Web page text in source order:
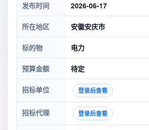
发布时间 2026-06-17
所在地区 安徽安庆市
标的物 电力
预算金额 待定
招标单位 登录后查看
招标代理 登录后查看